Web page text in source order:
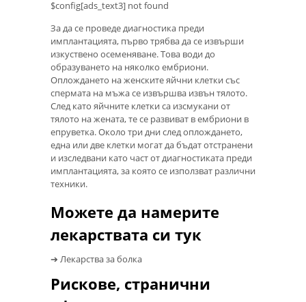
$config[ads_text3] not found
За да се проведе диагностика преди
имплантацията, първо трябва да се извърши
изкуствено осеменяване. Това води до
образуването на няколко ембриони.
Оплождането на женските яйчни клетки със
спермата на мъжа се извършва извън тялото.
След като яйчните клетки са изсмукани от
тялото на жената, те се развиват в ембриони в
епруветка. Около три дни след оплождането,
една или две клетки могат да бъдат отстранени
и изследвани като част от диагностиката преди
имплантацията, за която се използват различни
техники.
Можете да намерите
лекарствата си тук
➔ Лекарства за болка
Рискове, странични